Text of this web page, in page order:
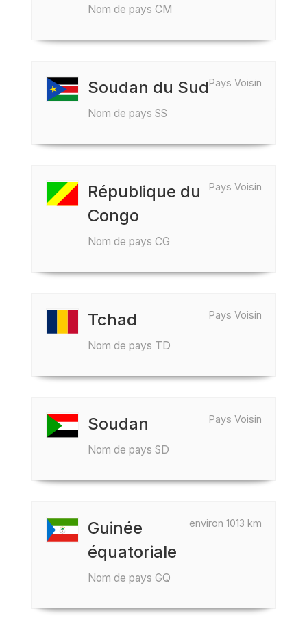
Nom de pays CM
Pays Voisin
Soudan du Sud
Nom de pays SS
Pays Voisin
République du
Congo
Nom de pays CG
Pays Voisin
Tchad
Nom de pays TD
Pays Voisin
Soudan
Nom de pays SD
environ 1013 km
Guinée
équatoriale
Nom de pays GQ